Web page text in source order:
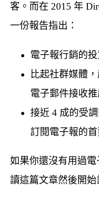
客。而在 2015 年
一份報告指出：
電子報行銷的
比起社群媒體
電子郵件接收
接近 4 成的受
訂閱電子報的首
如果你還沒有用過
讀這篇文章然後開始